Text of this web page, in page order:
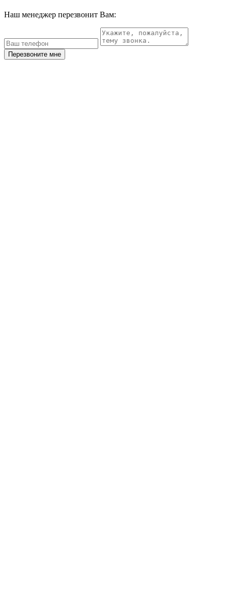
Наш менеджер перезвонит Вам:
Перезвоните мне